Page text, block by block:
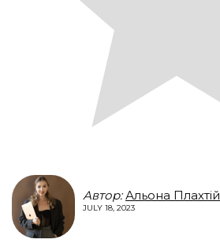
Автор: Альона Плахтій
JULY 18, 2023